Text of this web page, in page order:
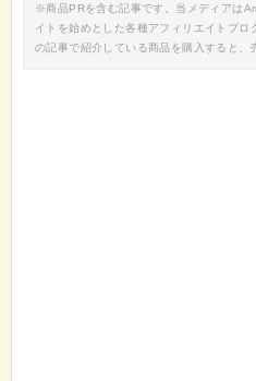
※商品PRを含む記事です。当メディアは
イトを始めとした各種アフィリエイトプロ
の記事で紹介している商品を購入すると、